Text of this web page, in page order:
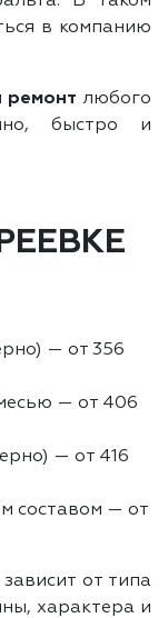
в компанию
ремонт любого
быстро и
— от 356
— от 406
— от 416
составом — от
от типа
характера и